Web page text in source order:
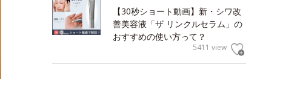
【30秒ショート動画】新・シワ改
善美容液「ザ リンクルセラム」の
おすすめの使い方って？
5411 view